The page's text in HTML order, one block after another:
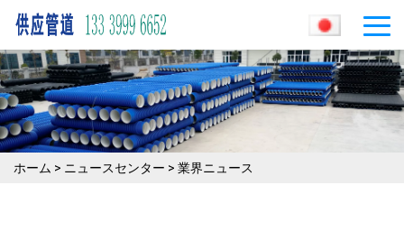
ホーム > ニュースセンター > 業界ニュース